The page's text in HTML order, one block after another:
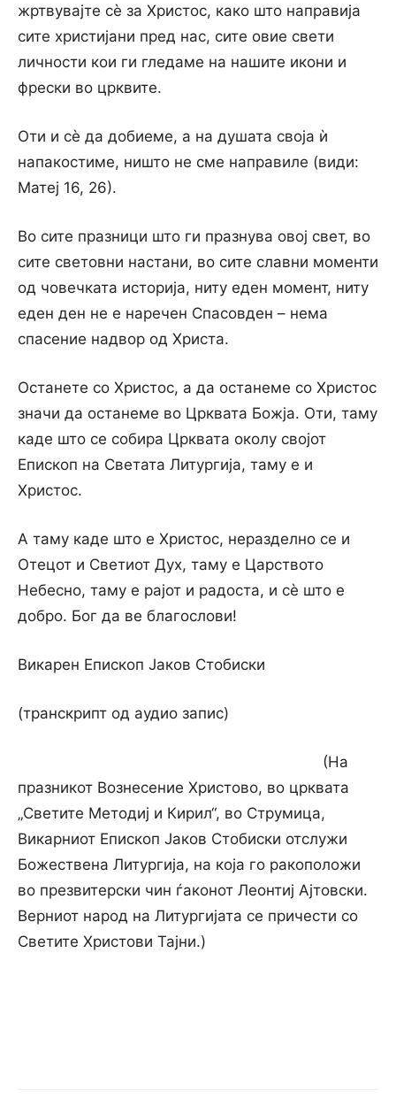
жртвувајте сѐ за Христос, како што направија
сите христијани пред нас, сите овие свети
личности кои ги гледаме на нашите икони и
фрески во црквите.
Оти и сè да добиеме, а на душата своја ѝ
напакостиме, ништо не сме направиле (види:
Матеј 16, 26).
Во сите празници што ги празнува овој свет, во
сите световни настани, во сите славни моменти
од човечката историја, ниту еден момент, ниту
еден ден не е наречен Спасовден – нема
спасение надвор од Христа.
Останете со Христос, а да останеме со Христос
значи да останеме во Црквата Божја. Оти, таму
каде што се собира Црквата околу својот
Епископ на Светата Литургија, таму е и
Христос.
А таму каде што е Христос, неразделно се и
Отецот и Светиот Дух, таму е Царството
Небесно, таму е рајот и радоста, и сè што е
добро. Бог да ве благослови!
Викарен Епископ Јаков Стобиски
(транскрипт од аудио запис)
(На
празникот Вознесение Христово, во црквата
„Светите Методиј и Кирил“, во Струмица,
Викарниот Епископ Јаков Стобиски отслужи
Божествена Литургија, на која го ракоположи
во презвитерски чин ѓаконот Леонтиј Ајтовски.
Верниот народ на Литургијата се причести со
Светите Христови Тајни.)